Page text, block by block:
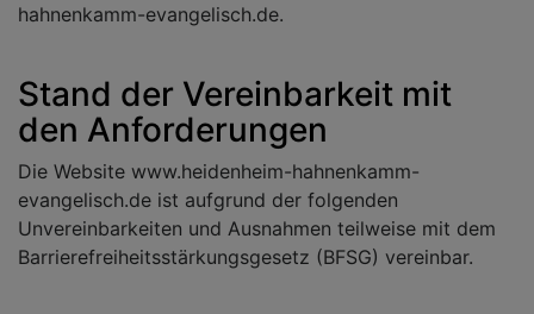
hahnenkamm-evangelisch.de.
Stand der Vereinbarkeit mit
den Anforderungen
Die Website www.heidenheim-hahnenkamm-
evangelisch.de ist aufgrund der folgenden
Unvereinbarkeiten und Ausnahmen teilweise mit dem
Barrierefreiheitsstärkungsgesetz (BFSG) vereinbar.